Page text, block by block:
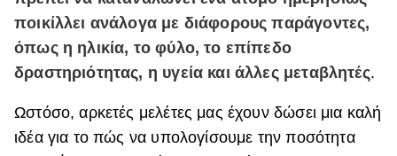
ποικίλλει ανάλογα με διάφορους παράγοντες,
όπως η ηλικία, το φύλο, το επίπεδο
δραστηριότητας, η υγεία και άλλες μεταβλητές.
Ωστόσο, αρκετές μελέτες μας έχουν δώσει μια καλή
ιδέα για το πώς να υπολογίσουμε την ποσότητα